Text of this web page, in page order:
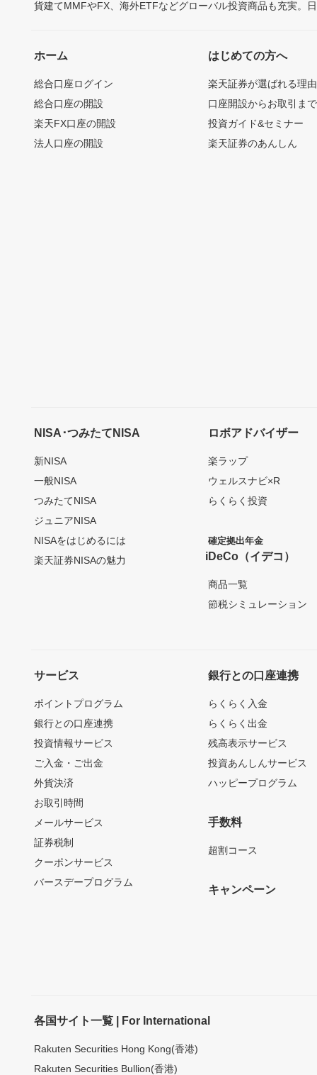
貨建てMMFやFX、海外ETFなどグローバル投資商品も充実。
ホーム
総合口座ログイン
総合口座の開設
楽天FX口座の開設
法人口座の開設
はじめての方へ
楽天証券が選ばれる理由
口座開設からお取引ま
投資ガイド&セミナー
楽天証券のあんしん
NISA･つみたてNISA
新NISA
一般NISA
つみたてNISA
ジュニアNISA
NISAをはじめるには
楽天証券NISAの魅力
ロボアドバイザー
楽ラップ
ウェルスナビ×R
らくらく投資
確定拠出年金
iDeCo（イデコ）
商品一覧
節税シミュレーション
サービス
ポイントプログラム
銀行との口座連携
投資情報サービス
ご入金・ご出金
外貨決済
お取引時間
メールサービス
証券税制
クーポンサービス
バースデープログラム
銀行との口座連携
らくらく入金
らくらく出金
残高表示サービス
投資あんしんサービス
ハッピープログラム
手数料
超割コース
キャンペーン
各国サイト一覧 | For International
Rakuten Securities Hong Kong(香港)
Rakuten Securities Bullion(香港)